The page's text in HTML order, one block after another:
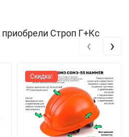
Строп Г+Кс
Скидка!
‹ ›